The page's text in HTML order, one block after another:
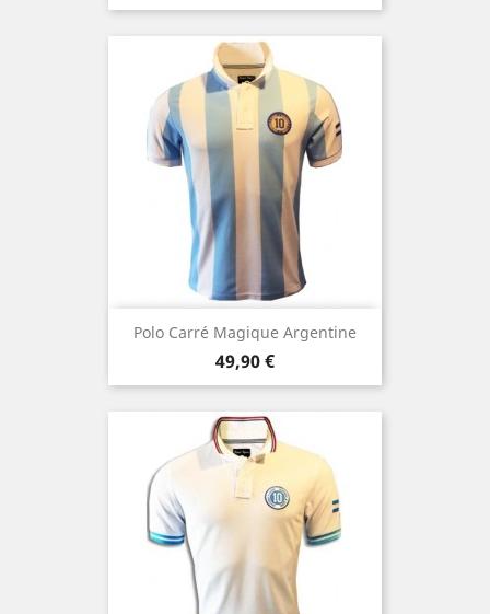
Polo Carré Magique Argentine
Prix
49,90 €